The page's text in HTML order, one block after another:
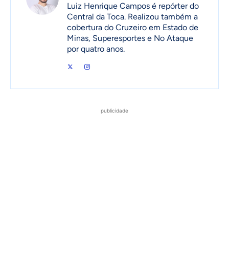
Luiz Henrique Campos é repórter do
Central da Toca. Realizou também a
cobertura do Cruzeiro em Estado de
Minas, Superesportes e No Ataque
por quatro anos.
publicidade